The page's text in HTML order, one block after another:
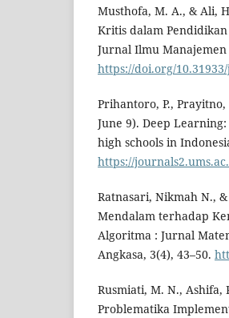
Musthofa, M. A., & Ali,
Kritis dalam
Jurnal Ilmu Manajemen
https://doi.org/
Prihantoro, P.,
June 9). Deep
high schools in
https://
Ratnasari, Nikmah N.,
Mendalam terhadap
Algoritma : Jurnal
Angkasa, 3(4), 43–50.
Rusmiati, M. N., Ashifa,
Problematika